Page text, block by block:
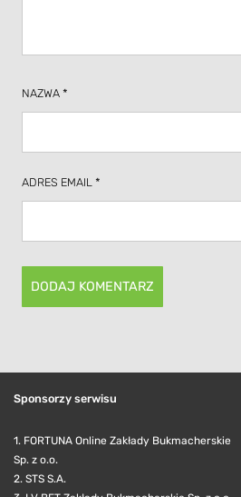
NAZWA *
ADRES EMAIL *
Sponsorzy serwisu
1. FORTUNA Online Zakłady Bukmacherskie
Sp. z o.o.
2. STS S.A.